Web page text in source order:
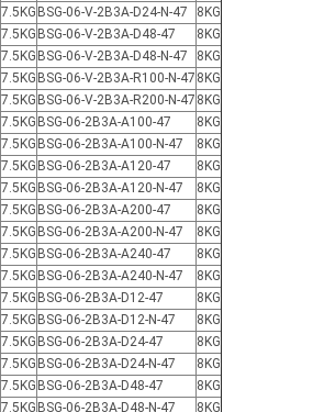
7.5KG BSG-06-V-2B3A-D24-N-47
8KG
7.5KG BSG-06-V-2B3A-D48-47
8KG
7.5KG BSG-06-V-2B3A-D48-N-47
8KG
7.5KG BSG-06-V-2B3A-R100-N-47 8KG
7.5KG BSG-06-V-2B3A-R200-N-47 8KG
7.5KG BSG-06-2B3A-A100-47
8KG
7.5KG BSG-06-2B3A-A100-N-47
8KG
7.5KG BSG-06-2B3A-A120-47
8KG
7.5KG BSG-06-2B3A-A120-N-47
8KG
7.5KG BSG-06-2B3A-A200-47
8KG
7.5KG BSG-06-2B3A-A200-N-47
8KG
7.5KG BSG-06-2B3A-A240-47
8KG
7.5KG BSG-06-2B3A-A240-N-47
8KG
7.5KG BSG-06-2B3A-D12-47
8KG
7.5KG BSG-06-2B3A-D12-N-47
8KG
7.5KG BSG-06-2B3A-D24-47
8KG
7.5KG BSG-06-2B3A-D24-N-47
8KG
7.5KG BSG-06-2B3A-D48-47
8KG
7.5KG BSG-06-2B3A-D48-N-47
8KG